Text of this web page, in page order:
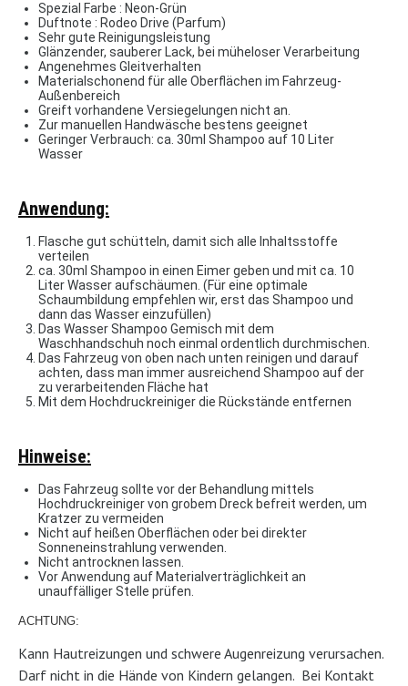
Spezial Farbe : Neon-Grün
Duftnote : Rodeo Drive (Parfum)
Sehr gute Reinigungsleistung
Glänzender, sauberer Lack, bei müheloser Verarbeitung
Angenehmes Gleitverhalten
Materialschonend für alle Oberflächen im Fahrzeug-
Außenbereich
Greift vorhandene Versiegelungen nicht an.
Zur manuellen Handwäsche bestens geeignet
Geringer Verbrauch: ca. 30ml Shampoo auf 10 Liter
Wasser
Anwendung:
Flasche gut schütteln, damit sich alle Inhaltsstoffe
verteilen
ca. 30ml Shampoo in einen Eimer geben und mit ca. 10
Liter Wasser aufschäumen. (Für eine optimale
Schaumbildung empfehlen wir, erst das Shampoo und
dann das Wasser einzufüllen)
Das Wasser Shampoo Gemisch mit dem
Waschhandschuh noch einmal ordentlich durchmischen.
Das Fahrzeug von oben nach unten reinigen und darauf
achten, dass man immer ausreichend Shampoo auf der
zu verarbeitenden Fläche hat
Mit dem Hochdruckreiniger die Rückstände entfernen
Hinweise:
Das Fahrzeug sollte vor der Behandlung mittels
Hochdruckreiniger von grobem Dreck befreit werden, um
Kratzer zu vermeiden
Nicht auf heißen Oberflächen oder bei direkter
Sonneneinstrahlung verwenden.
Nicht antrocknen lassen.
Vor Anwendung auf Materialverträglichkeit an
unauffälliger Stelle prüfen.
ACHTUNG:
Kann Hautreizungen und schwere Augenreizung verursachen.
Darf nicht in die Hände von Kindern gelangen. Bei Kontakt